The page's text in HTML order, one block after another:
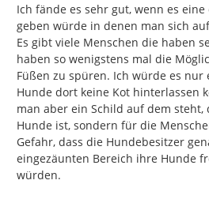
Ich fände es sehr gut, wenn es eine
geben würde in denen man sich
Es gibt viele Menschen die haben
haben so wenigstens mal die
Füßen zu spüren. Ich würde es
Hunde dort keine Kot hinterlassen
man aber ein Schild auf dem steht,
Hunde ist, sondern für die
Gefahr, dass die Hundebesitzer
eingezäunten Bereich ihre Hunde
würden.